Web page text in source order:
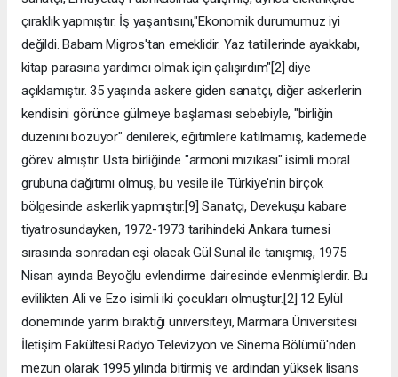
çıraklık yapmıştır. İş yaşantısını,"Ekonomik durumumuz iyi
değildi. Babam Migros'tan emeklidir. Yaz tatillerinde ayakkabı,
kitap parasına yardımcı olmak için çalışırdım"[2] diye
açıklamıştır. 35 yaşında askere giden sanatçı, diğer askerlerin
kendisini görünce gülmeye başlaması sebebiyle, "birliğin
düzenini bozuyor" denilerek, eğitimlere katılmamış, kademede
görev almıştır. Usta birliğinde "armoni mızıkası" isimli moral
grubuna dağıtımı olmuş, bu vesile ile Türkiye'nin birçok
bölgesinde askerlik yapmıştır.[9] Sanatçı, Devekuşu kabare
tiyatrosundayken, 1972-1973 tarihindeki Ankara turnesi
sırasında sonradan eşi olacak Gül Sunal ile tanışmış, 1975
Nisan ayında Beyoğlu evlendirme dairesinde evlenmişlerdir. Bu
evlilikten Ali ve Ezo isimli iki çocukları olmuştur.[2] 12 Eylül
döneminde yarım bıraktığı üniversiteyi, Marmara Üniversitesi
İletişim Fakültesi Radyo Televizyon ve Sinema Bölümü'nden
mezun olarak 1995 yılında bitirmiş ve ardından yüksek lisans